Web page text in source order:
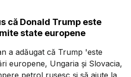
că Donald Trump este
state europene
a adăugat că Trump 'este
europene, Ungaria și Slovacia,